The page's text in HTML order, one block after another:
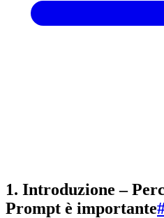
1. Introduzione –
Prompt è importante